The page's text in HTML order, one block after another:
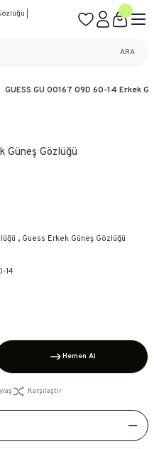
GARANTİSİ
ARA
GUESS GU 00167 09D 60-14 Erkek
Güneş Gözlüğü
, Guess Erkek Güneş Gözlüğü
14
Hemen Al
Karşılaştır